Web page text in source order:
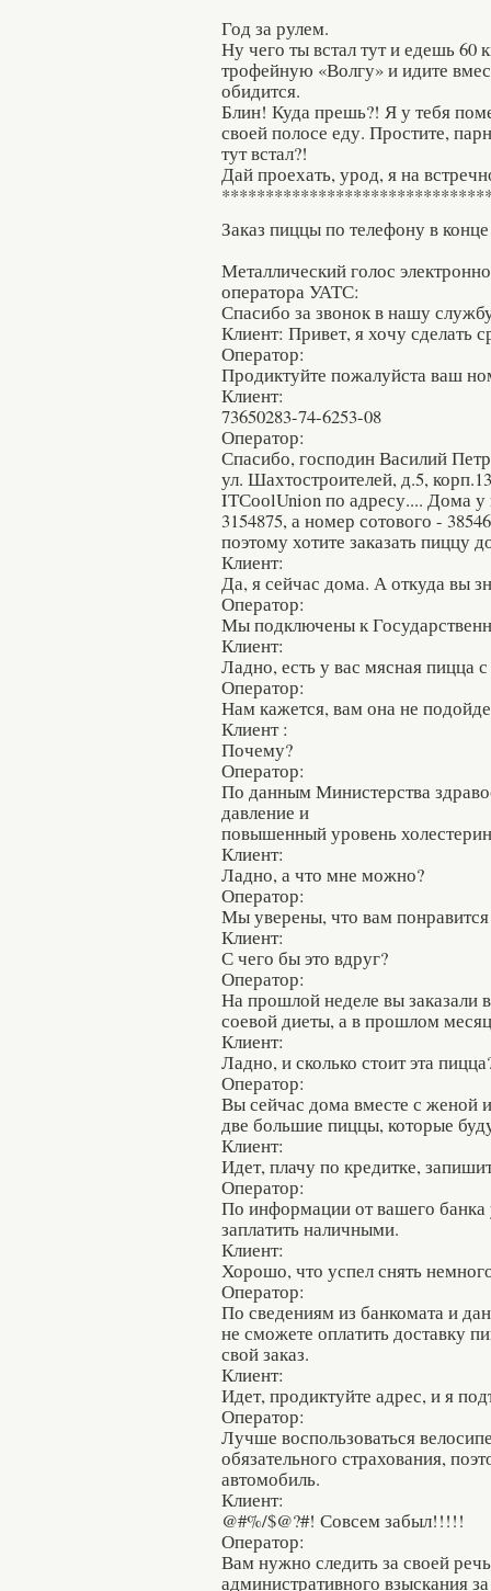
Год за рулем.
Ну чего ты встал тут и едешь
трофейную «Волгу» и идите
обидится.
Блин! Куда прешь?! Я у тебя
своей полосе еду. Простите,
тут встал?!
Дай проехать, урод, я на
Заказ пиццы по телефону в
Металлический голос
оператора УАТС:
Спасибо за звонок в нашу
Клиент: Привет, я хочу сделать
Оператор:
Продиктуйте пожалуйста ваш
Клиент:
73650283-74-6253-08
Оператор:
Спасибо, господин Василий
ул. Шахтостроителей, д.5,
IТСооlUniоn по адресу.... Дома у
3154875, а номер сотового -
поэтому хотите заказать пиццу
Клиент:
Да, я сейчас дома. А откуда вы
Оператор:
Мы подключены к
Клиент:
Ладно, есть у вас мясная пицца
Оператор:
Нам кажется, вам она не
Клиент :
Почему?
Оператор:
По данным Министерства
давление и
повышенный уровень
Клиент:
Ладно, а что мне можно?
Оператор:
Мы уверены, что вам
Клиент:
С чего бы это вдруг?
Оператор:
На прошлой неделе вы заказали
соевой диеты, а в прошлом
Клиент:
Ладно, и сколько стоит эта
Оператор:
Вы сейчас дома вместе с женой
две большие пиццы, которые
Клиент:
Идет, плачу по кредитке,
Оператор:
По информации от вашего банка
заплатить наличными.
Клиент:
Хорошо, что успел снять
Оператор:
По сведениям из банкомата и
не сможете оплатить доставку
свой заказ.
Клиент:
Идет, продиктуйте адрес, и я
Оператор:
Лучше воспользоваться
обязательного страхования,
автомобиль.
Клиент:
@#%/$@?#! Совсем забыл!!!!!
Оператор:
Вам нужно следить за своей
административного взыскания